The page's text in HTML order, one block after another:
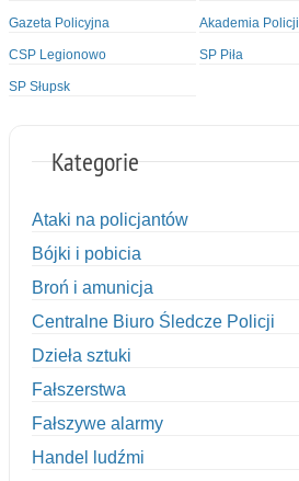
Gazeta Policyjna Akademia Policji
CSP Legionowo SP Piła
SP Słupsk
Kategorie
Ataki na policjantów
Bójki i pobicia
Broń i amunicja
Centralne Biuro Śledcze Policji
Dzieła sztuki
Fałszerstwa
Fałszywe alarmy
Handel ludźmi